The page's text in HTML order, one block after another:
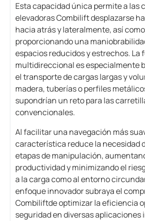
Esta capacidad única permite a las
elevadoras Combilift desplazarse
hacia atrás y lateralmente, así
proporcionando una
espacios reducidos y estrechos. La
multidireccional es especialmente
el transporte de cargas largas y
madera, tuberías o perfiles
supondrían un reto para las
convencionales.
Al facilitar una navegación más
característica reduce la necesidad
etapas de manipulación,
productividad y minimizando el
a la carga como al entorno
enfoque innovador subraya el
Combiliftde optimizar la eficiencia
seguridad en diversas aplicaciones